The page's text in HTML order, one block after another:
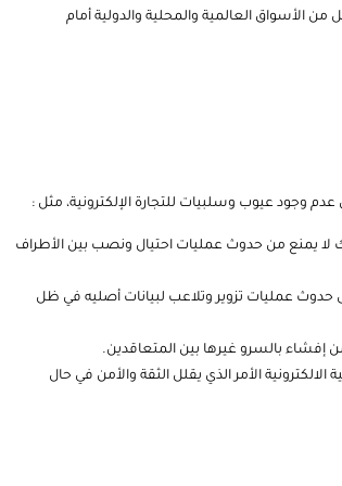
الأسواق العالمية والمحلية والدولية أمام
عدم وجود عيوب وسلبيات للتجارة الإلكترونية، مثل :
ذلك لا يمنع من حدوث عمليات احتيال ونصب بين الأطراف
حدوث عمليات تزوير وتلاعب لبيانات أصليه في ظل
إفشاء بالسرو غيرها بين المتعاقدين.
الأمر الذي يقلل الثقة والأمن في حال